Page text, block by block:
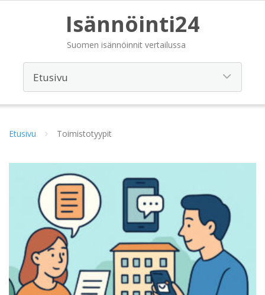
Isännöinti24
Suomen isännöinnit vertailussa
Etusivu Toimistotyypit